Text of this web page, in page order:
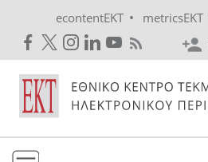
econtentEKT • metricsEKT